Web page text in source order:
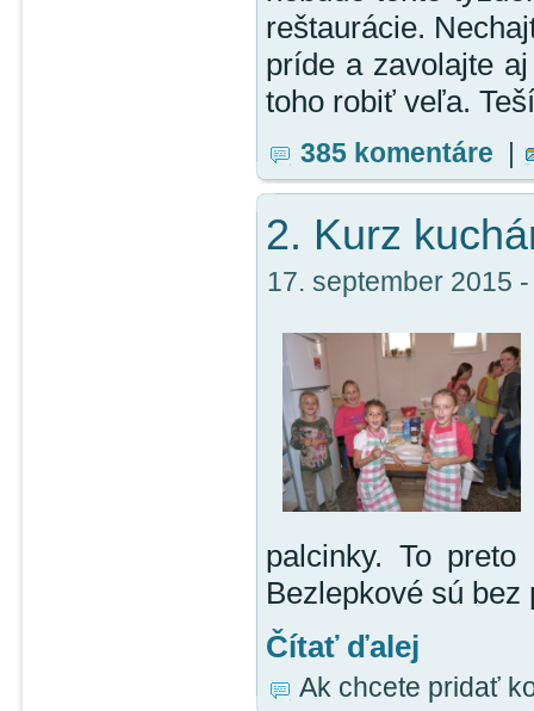
reštaurácie.
príde a zavolajte
toho robiť veľa.
385 komentáre
2. Kurz
17. september 2015
palcinky. To
Bezlepkové sú bez
Čítať ďalej
Ak chcete pridať